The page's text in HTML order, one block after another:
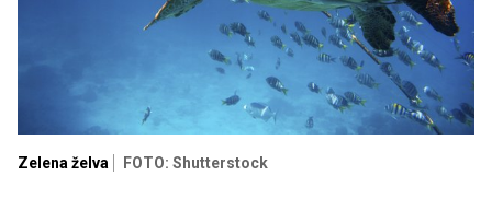
Zelena želva FOTO: Shutterstock